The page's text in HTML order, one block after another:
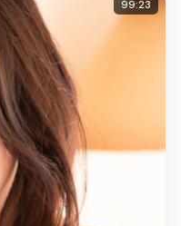
99:23